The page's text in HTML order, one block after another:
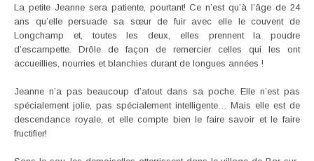
La petite Jeanne sera patiente, pourtant! Ce n’est qu’à l’âge de 24
ans qu’elle persuade sa sœur de fuir avec elle le couvent de
Longchamp et, toutes les deux, elles prennent la poudre
d’escampette. Drôle de façon de remercier celles qui les ont
accueillies, nourries et blanchies durant de longues années !
Jeanne n’a pas beaucoup d’atout dans sa poche. Elle n’est pas
spécialement jolie, pas spécialement intelligente… Mais elle est de
descendance royale, et elle compte bien le faire savoir et le faire
fructifier!